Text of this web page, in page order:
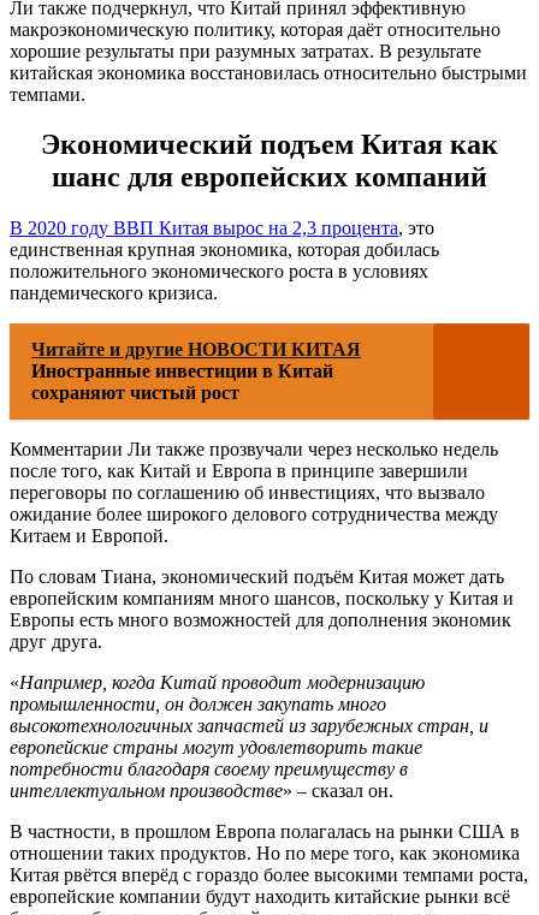
Ли также подчеркнул, что Китай принял эффективную
макроэкономическую политику, которая даёт относительно
хорошие результаты при разумных затратах. В результате
китайская экономика восстановилась относительно быстрыми
темпами.
Экономический подъем Китая как
шанс для европейских компаний
В 2020 году ВВП Китая вырос на 2,3 процента, это
единственная крупная экономика, которая добилась
положительного экономического роста в условиях
пандемического кризиса.
Читайте и другие НОВОСТИ КИТАЯ
Иностранные инвестиции в Китай
сохраняют чистый рост
Комментарии Ли также прозвучали через несколько недель
после того, как Китай и Европа в принципе завершили
переговоры по соглашению об инвестициях, что вызвало
ожидание более широкого делового сотрудничества между
Китаем и Европой.
По словам Тиана, экономический подъём Китая может дать
европейским компаниям много шансов, поскольку у Китая и
Европы есть много возможностей для дополнения экономик
друг друга.
«Например, когда Китай проводит модернизацию
промышленности, он должен закупать много
высокотехнологичных запчастей из зарубежных стран, и
европейские страны могут удовлетворить такие
потребности благодаря своему преимуществу в
интеллектуальном производстве» – сказал он.
В частности, в прошлом Европа полагалась на рынки США в
отношении таких продуктов. Но по мере того, как экономика
Китая рвётся вперёд с гораздо более высокими темпами роста,
европейские компании будут находить китайские рынки всё